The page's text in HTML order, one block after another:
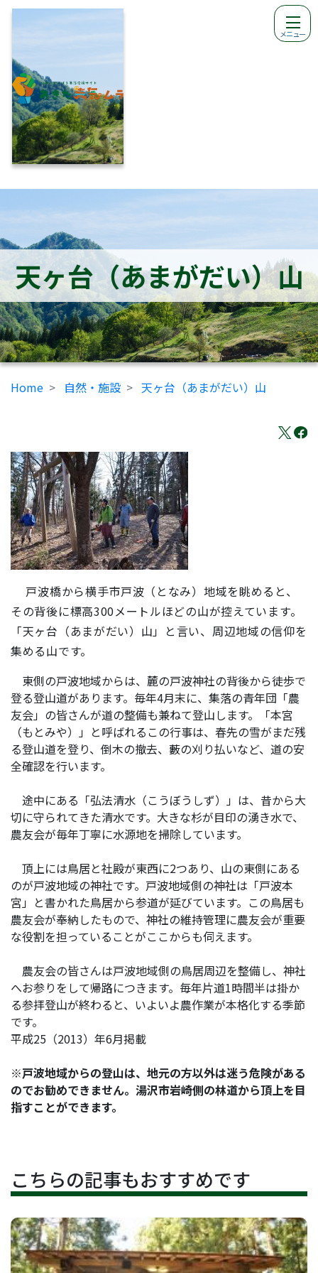
メニュー
天ヶ台（あまがだい）山
Home 自然・施設 天ヶ台（あまがだい）山
戸波橋から横手市戸波（となみ）地域を眺めると、
その背後に標高300メートルほどの山が控えています。
「天ヶ台（あまがだい）山」と言い、周辺地域の信仰を
集める山です。
東側の戸波地域からは、麓の戸波神社の背後から徒歩で
登る登山道があります。毎年4月末に、集落の青年団「農
友会」の皆さんが道の整備も兼ねて登山します。「本宮
（もとみや）」と呼ばれるこの行事は、春先の雪がまだ残
る登山道を登り、倒木の撤去、藪の刈り払いなど、道の安
全確認を行います。
途中にある「弘法清水（こうぼうしず）」は、昔から大
切に守られてきた清水です。大きな杉が目印の湧き水で、
農友会が毎年丁寧に水源地を掃除しています。
頂上には鳥居と社殿が東西に2つあり、山の東側にある
のが戸波地域の神社です。戸波地域側の神社は「戸波本
宮」と書かれた鳥居から参道が延びています。この鳥居も
農友会が奉納したもので、神社の維持管理に農友会が重要
な役割を担っていることがここからも伺えます。
農友会の皆さんは戸波地域側の鳥居周辺を整備し、神社
へお参りをして帰路につきます。毎年片道1時間半は掛か
る参拝登山が終わると、いよいよ農作業が本格化する季節
です。
平成25（2013）年6月掲載
※戸波地域からの登山は、地元の方以外は迷う危険がある
のでお勧めできません。湯沢市岩崎側の林道から頂上を目
指すことができます。
こちらの記事もおすすめです